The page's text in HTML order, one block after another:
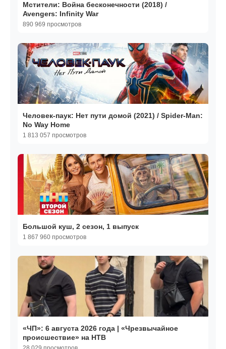
Мстители: Война бесконечности (2018) /
Avengers: Infinity War
890 969 просмотров
Человек-паук: Нет пути домой (2021) / Spider-Man:
No Way Home
1 813 057 просмотров
Большой куш, 2 сезон, 1 выпуск
1 867 960 просмотров
«ЧП»: 6 августа 2026 года | «Чрезвычайное
происшествие» на НТВ